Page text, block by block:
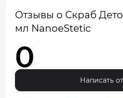
Отзывы о Скраб
мл NanoeStetic
0
Написать